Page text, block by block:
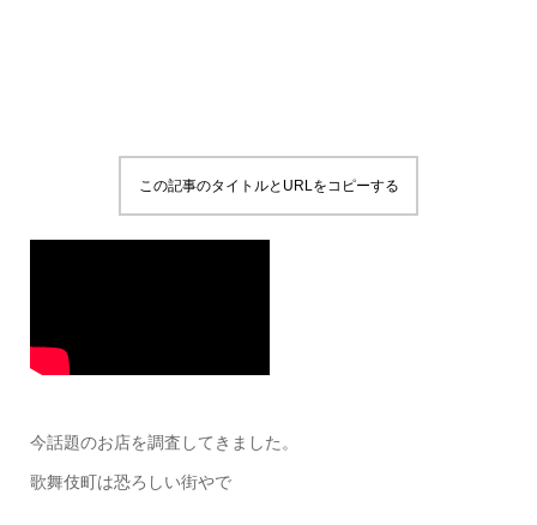
この記事のタイトルとURLをコピーする
今話題のお店を調査してきました。
歌舞伎町は恐ろしい街やで